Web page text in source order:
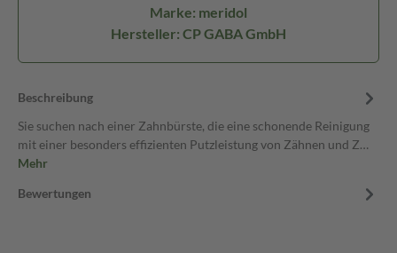
Marke: meridol
Hersteller: CP GABA GmbH
Beschreibung
Sie suchen nach einer Zahnbürste, die eine schonende Reinigung
mit einer besonders effizienten Putzleistung von Zähnen und Z…
Mehr
Bewertungen